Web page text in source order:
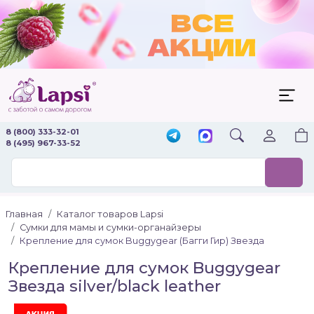
8 (800) 333-32-01
8 (495) 967-33-52
Главная
Каталог товаров Lapsi
Сумки для мамы и сумки-органайзеры
Крепление для сумок Buggygear (Багги Гир) Звезда
Крепление для сумок Buggygear
Звезда silver/black leather